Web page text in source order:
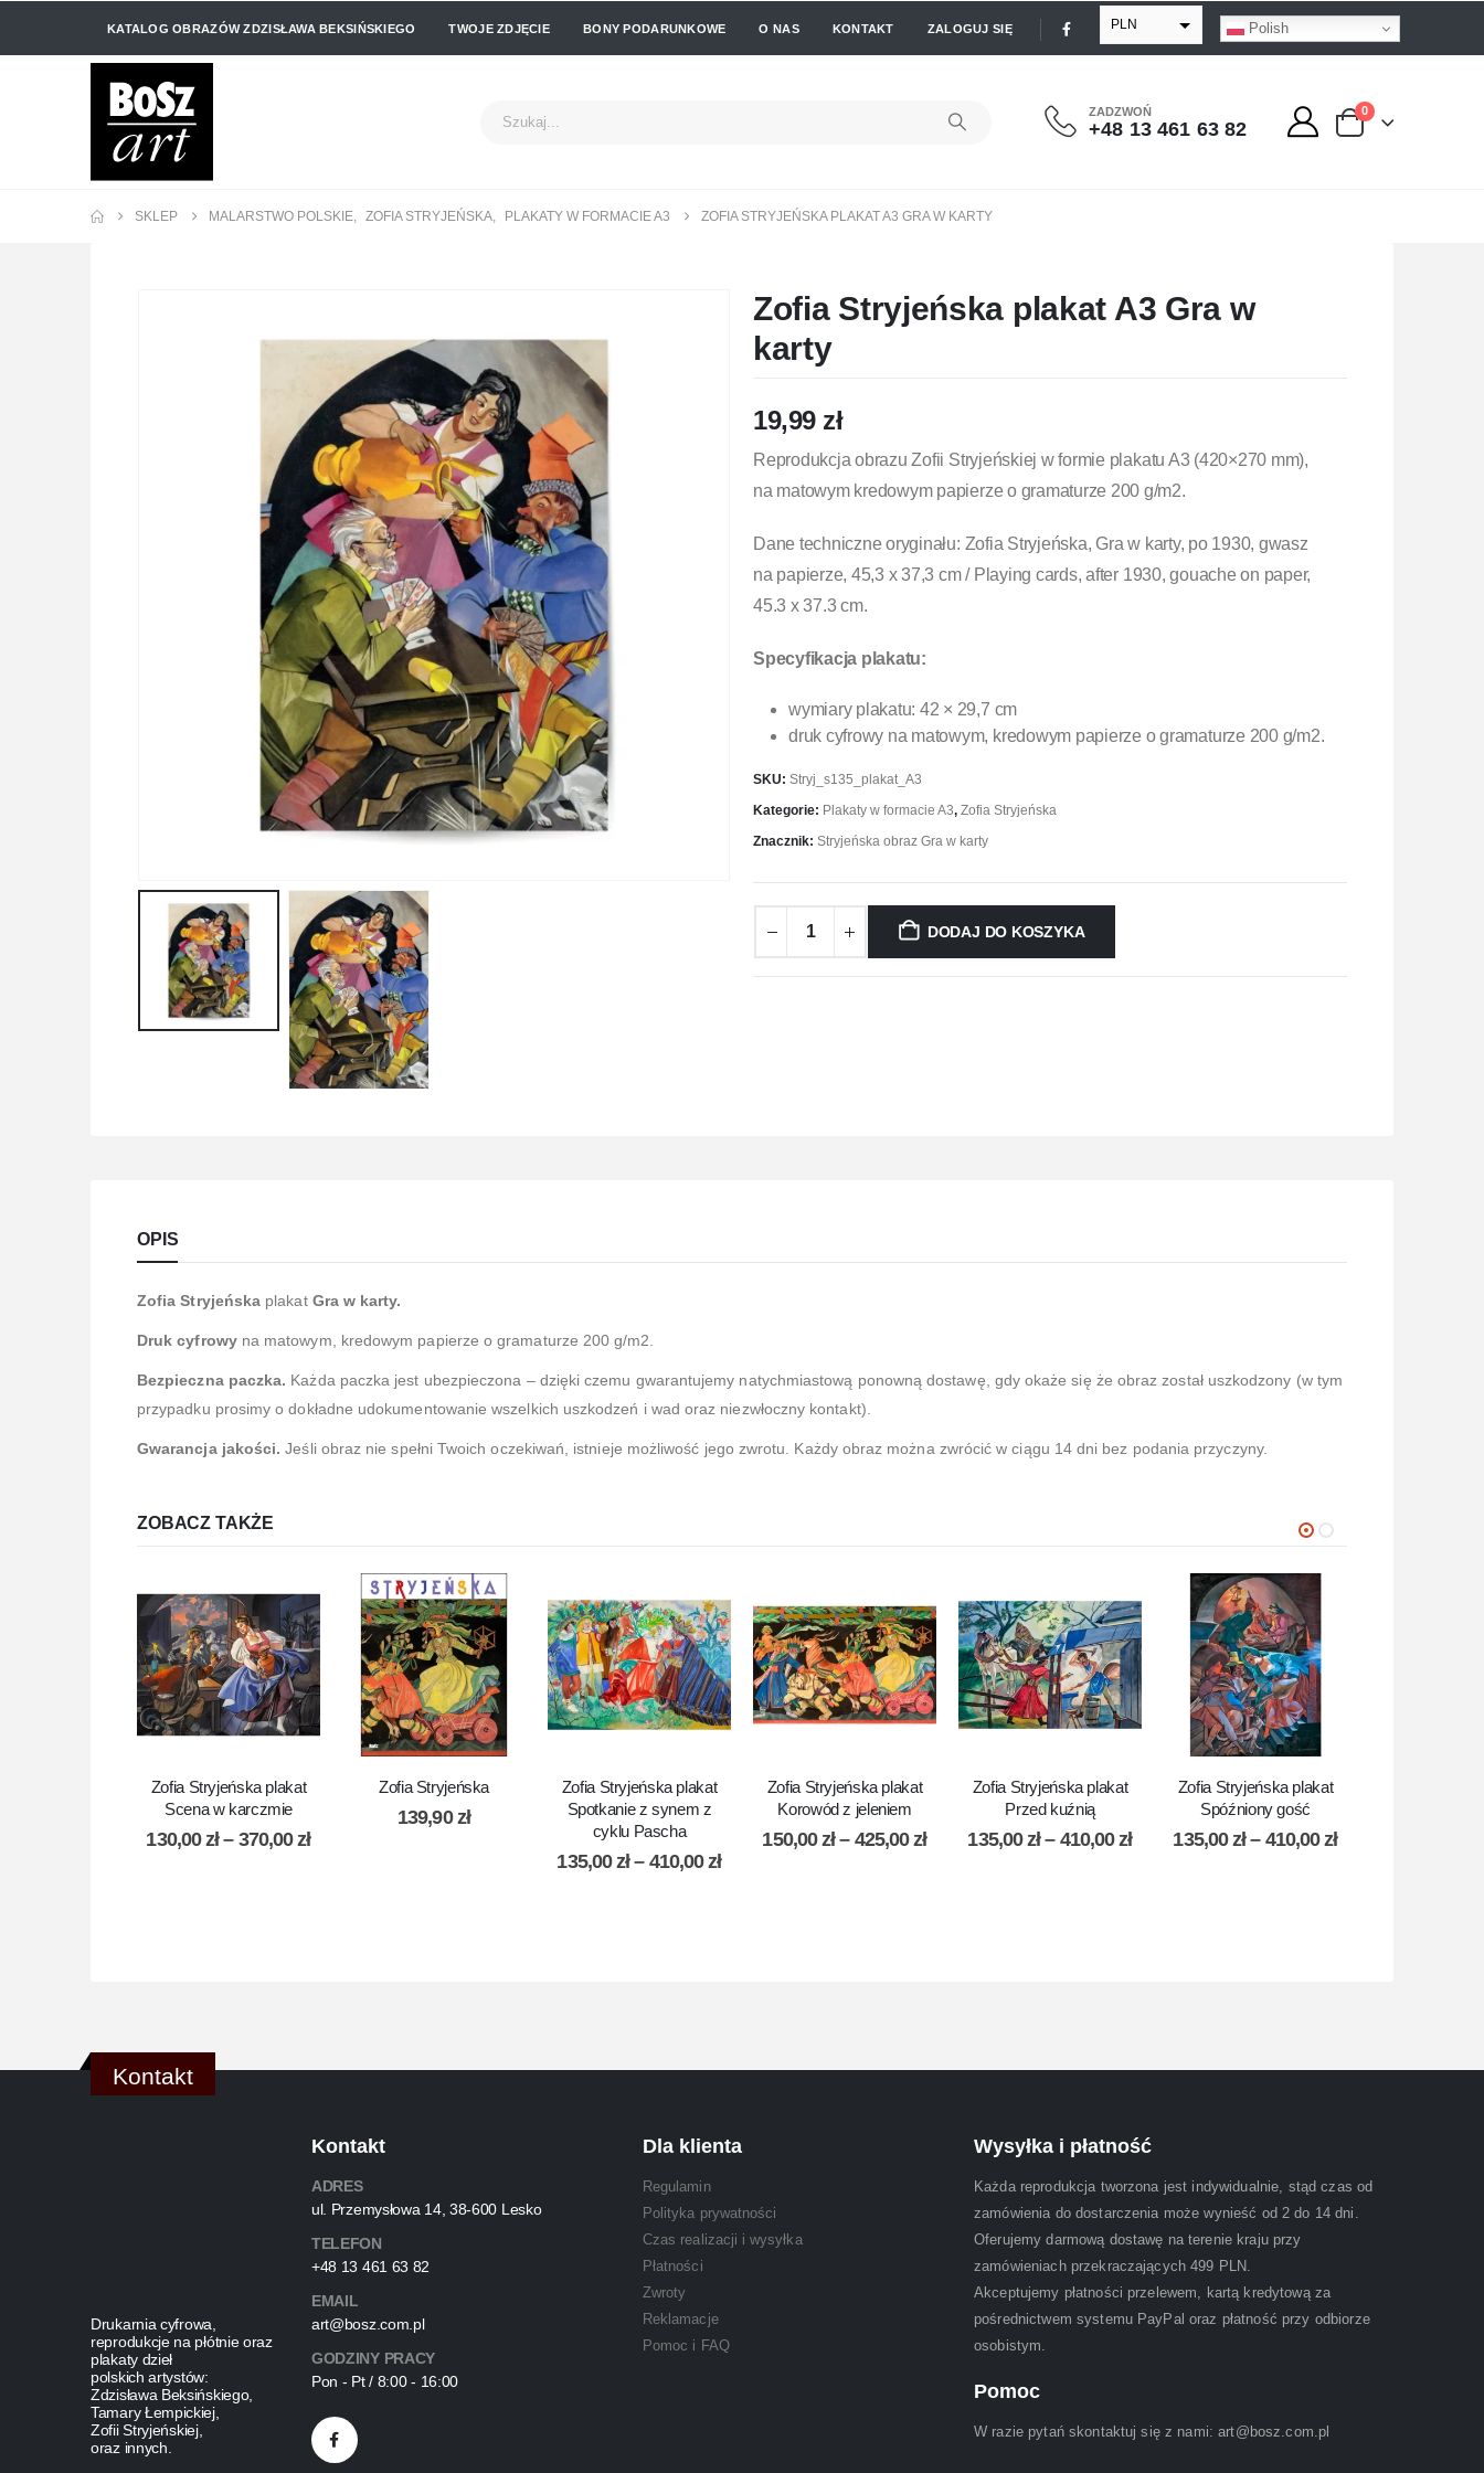
KATALOG OBRAZÓW ZDZISŁAWA BEKSIŃSKIEGO TWOJE ZDJĘCIE BONY PODARUNKOWE O NAS KONTAKT ZALOGUJ SIĘ PLN
GBP
Polish
ZADZWOŃ
+48 13 461 63 82
0
SKLEP MALARSTWO POLSKIE, ZOFIA STRYJEŃSKA, PLAKATY W FORMACIE A3 ZOFIA STRYJEŃSKA PLAKAT A3 GRA W KARTY
Zofia Stryjeńska plakat A3 Gra w
karty
19,99 zł
Reprodukcja obrazu Zofii Stryjeńskiej w formie plakatu A3 (420×270 mm),
na matowym kredowym papierze o gramaturze 200 g/m2.
Dane techniczne oryginału: Zofia Stryjeńska, Gra w karty, po 1930, gwasz
na papierze, 45,3 x 37,3 cm / Playing cards, after 1930, gouache on paper,
45.3 x 37.3 cm.
Specyfikacja plakatu:
wymiary plakatu: 42 × 29,7 cm
druk cyfrowy na matowym, kredowym papierze o gramaturze 200 g/m2.
SKU: Stryj_s135_plakat_A3
Kategorie: Plakaty w formacie A3, Zofia Stryjeńska
Znacznik: Stryjeńska obraz Gra w karty
DODAJ DO KOSZYKA
OPIS
Zofia Stryjeńska plakat Gra w karty.
Druk cyfrowyna matowym, kredowym papierze o gramaturze 200 g/m2.
Bezpieczna paczka. Każda paczka jest ubezpieczona – dzięki czemu gwarantujemy natychmiastową ponowną dostawę, gdy okaże się że obraz został uszkodzony (w tym
przypadku prosimy o dokładne udokumentowanie wszelkich uszkodzeń i wad oraz niezwłoczny kontakt).
Gwarancja jakości. Jeśli obraz nie spełni Twoich oczekiwań, istnieje możliwość jego zwrotu. Każdy obraz można zwrócić w ciągu 14 dni bez podania przyczyny.
ZOBACZ TAKŻE
Zofia Stryjeńska plakat
Scena w karczmie
130,00zł – 370,00zł
Zofia Stryjeńska
139,90zł
Zofia Stryjeńska plakat
Spotkanie z synem z
cyklu Pascha
135,00zł – 410,00zł
Zofia Stryjeńska plakat
Korowód z jeleniem
150,00zł – 425,00zł
Zofia Stryjeńska plakat
Przed kuźnią
135,00zł – 410,00zł
Zofia Stryjeńska plakat
Spóźniony gość
135,00zł – 410,00zł
Kontakt
Drukarnia cyfrowa,
reprodukcje na płótnie oraz
plakaty dzieł
polskich artystów:
Zdzisława Beksińskiego,
Tamary Łempickiej,
Zofii Stryjeńskiej,
oraz innych.
Kontakt
ADRES
ul. Przemysłowa 14, 38-600 Lesko
TELEFON
+48 13 461 63 82
EMAIL
art@bosz.com.pl
GODZINY PRACY
Pon - Pt / 8:00 - 16:00
Dla klienta
Regulamin
Polityka prywatności
Czas realizacji i wysyłka
Płatności
Zwroty
Reklamacje
Pomoc i FAQ
Wysyłka i płatność
Każda reprodukcja tworzona jest indywidualnie, stąd czas od
zamówienia do dostarczenia może wynieść od 2 do 14 dni.
Oferujemy darmową dostawę na terenie kraju przy
zamówieniach przekraczających 499 PLN.
Akceptujemy płatności przelewem, kartą kredytową za
pośrednictwem systemu PayPal oraz płatność przy odbiorze
osobistym.
Pomoc
W razie pytań skontaktuj się z nami: art@bosz.com.pl